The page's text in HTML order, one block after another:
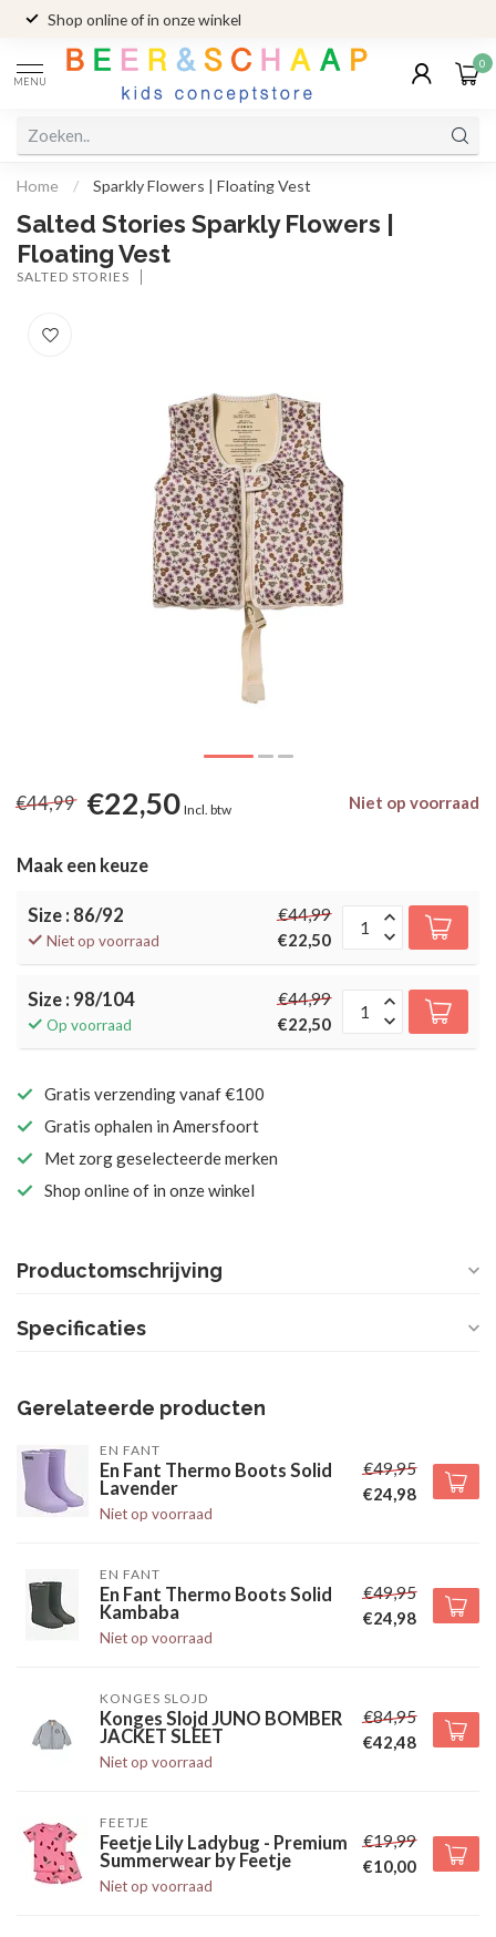
Shop online of in onze winkel
MENU
0
Home / Sparkly Flowers | Floating Vest
Salted Stories Sparkly Flowers |
Floating Vest
SALTED STORIES
€44,99 €22,50 Incl. btw Niet op voorraad
Maak een keuze
Size : 86/92
Niet op voorraad
€44,99
€22,50
Size : 98/104
Op voorraad
€44,99
€22,50
Gratis verzending vanaf €100
Gratis ophalen in Amersfoort
Met zorg geselecteerde merken
Shop online of in onze winkel
Productomschrijving
Specificaties
Gerelateerde producten
EN FANT
En Fant Thermo Boots Solid
Lavender
Niet op voorraad
€49,95
€24,98
EN FANT
En Fant Thermo Boots Solid
Kambaba
Niet op voorraad
€49,95
€24,98
KONGES SLOJD
Konges Slojd JUNO BOMBER
JACKET SLEET
Niet op voorraad
€84,95
€42,48
FEETJE
Feetje Lily Ladybug - Premium
Summerwear by Feetje
Niet op voorraad
€19,99
€10,00